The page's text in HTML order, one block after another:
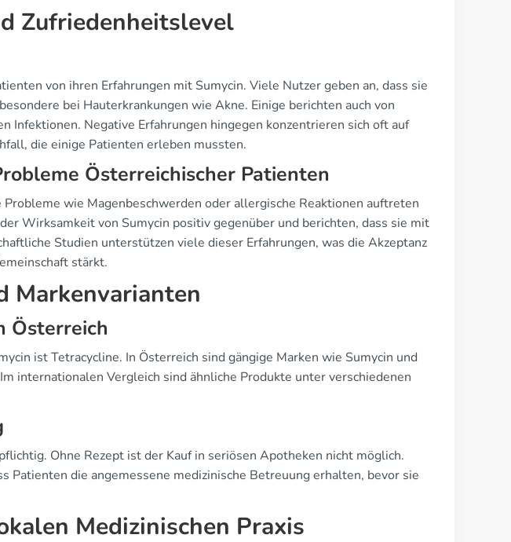
Zufriedenheitslevel
von ihren Erfahrungen mit Sumycin. Viele Nutzer geben an, dass sie
bei Hauterkrankungen wie Akne. Einige berichten auch von
Infektionen. Negative Erfahrungen hingegen konzentrieren sich oft auf
die einige Patienten erleben mussten.
Österreichischer Patienten
Probleme wie Magenbeschwerden oder allergische Reaktionen auftreten
Wirksamkeit von Sumycin positiv gegenüber und berichten, dass sie mit
Studien unterstützen viele dieser Erfahrungen, was die Akzeptanz
stärkt.
Markenvarianten
Österreich
ist Tetracycline. In Österreich sind gängige Marken wie Sumycin und
internationalen Vergleich sind ähnliche Produkte unter verschiedenen
Ohne Rezept ist der Kauf in seriösen Apotheken nicht möglich.
Patienten die angemessene medizinische Betreuung erhalten, bevor sie
Medizinischen Praxis